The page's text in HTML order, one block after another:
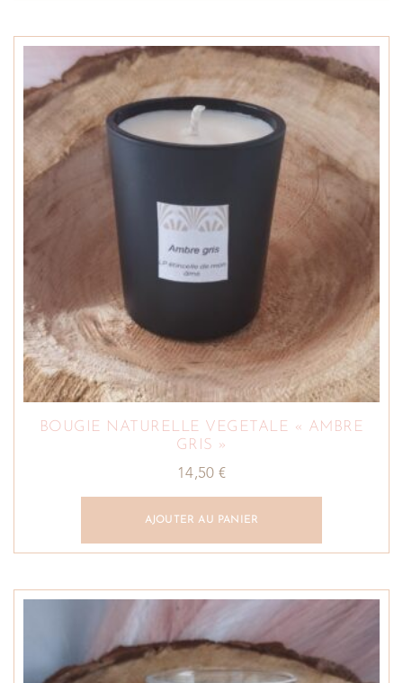
BOUGIE NATURELLE VEGETALE « AMBRE
GRIS »
14,50€
AJOUTER AU PANIER